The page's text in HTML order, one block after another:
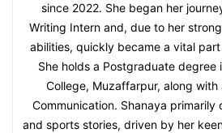
since 2022. She began her
Writing Intern and, due to her
abilities, quickly became a vital
She holds a Postgraduate degree
College, Muzaffarpur, along with
Communication. Shanaya primarily
and sports stories, driven by her